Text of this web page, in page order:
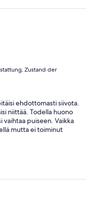
Zustand der
ehdottomasti siivota.
niittää. Todella huono
vaihtaa puiseen. Vaikka
mutta ei toiminut